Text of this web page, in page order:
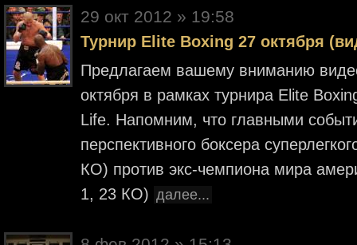
29 окт 2012 » 19:58
Турнир Elite Boxing 27 октября
Предлагаем вашему вниманию
октября в рамках турнира Elite
Life. Напомним, что главными
перспективного боксера
КО) против экс-чемпиона мира
1, 23 КО) далее...